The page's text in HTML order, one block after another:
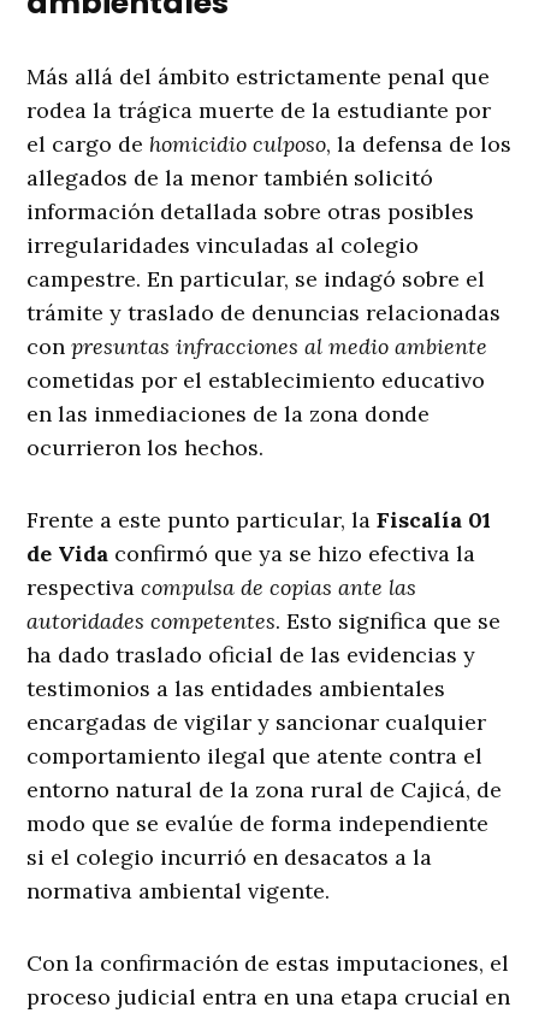
Más allá del ámbito estrictamente penal que
rodea la trágica muerte de la estudiante por
el cargo de homicidio culposo, la defensa de los
allegados de la menor también solicitó
información detallada sobre otras posibles
irregularidades vinculadas al colegio
campestre. En particular, se indagó sobre el
trámite y traslado de denuncias relacionadas
conpresuntas infracciones al medio ambiente
cometidas por el establecimiento educativo
en las inmediaciones de la zona donde
ocurrieron los hechos.
Frente a este punto particular, laFiscalía 01
de Vida confirmó que ya se hizo efectiva la
respectivacompulsa de copias ante las
autoridades competentes. Esto significa que se
ha dado traslado oficial de las evidencias y
testimonios a las entidades ambientales
encargadas de vigilar y sancionar cualquier
comportamiento ilegal que atente contra el
entorno natural de la zona rural de Cajicá, de
modo que se evalúe de forma independiente
si el colegio incurrió en desacatos a la
normativa ambiental vigente.
Con la confirmación de estas imputaciones, el
proceso judicial entra en una etapa crucial en